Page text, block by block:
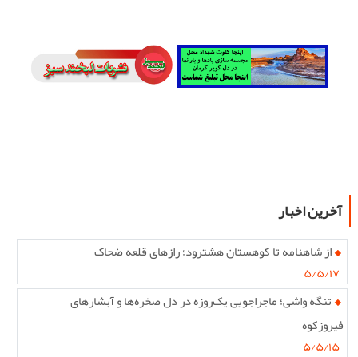
آخرین اخبار
از شاهنامه تا کوهستان هشترود؛ رازهای قلعه ضحاک
۵/۵/۱۷
تنگه واشی؛ ماجراجویی یک‌روزه در دل صخره‌ها و آبشارهای
فیروزکوه
۵/۵/۱۵